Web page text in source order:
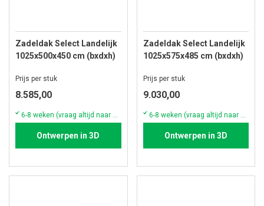
Zadeldak Select Landelijk
1025x500x450 cm (bxdxh)
Prijs per stuk
8.585,00
6-8 weken (vraag altijd naar de actuele voorraad & levertijd)
Ontwerpen in 3D
Zadeldak Select Landelijk
1025x575x485 cm (bxdxh)
Prijs per stuk
9.030,00
6-8 weken (vraag altijd naar de actuele voorraad & levertijd)
Ontwerpen in 3D